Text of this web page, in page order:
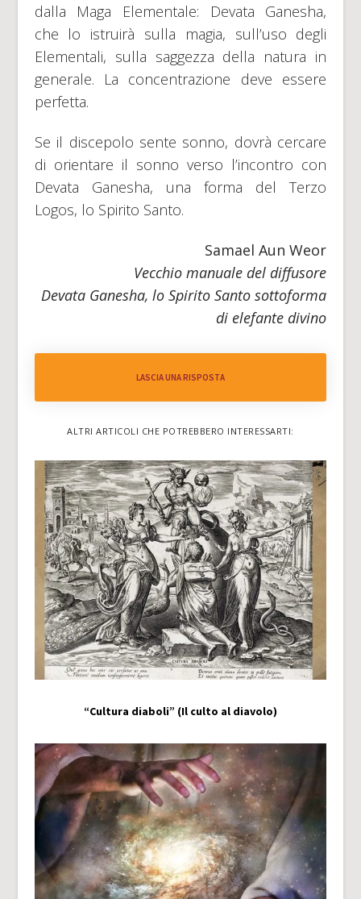
dalla Maga Elementale: Devata Ganesha,
che lo istruirà sulla magia, sull’uso degli
Elementali, sulla saggezza della natura in
generale. La concentrazione deve essere
perfetta.
Se il discepolo sente sonno, dovrà cercare
di orientare il sonno verso l’incontro con
Devata Ganesha, una forma del Terzo
Logos, lo Spirito Santo.
Samael Aun Weor
Vecchio manuale del diffusore
Devata Ganesha, lo Spirito Santo sottoforma
di elefante divino
LASCIA UNA RISPOSTA
ALTRI ARTICOLI CHE POTREBBERO INTERESSARTI:
“Cultura diaboli” (Il culto al diavolo)